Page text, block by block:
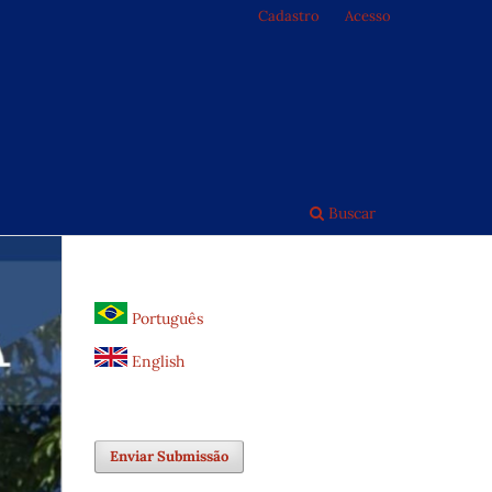
Buscar
Cadastro Acesso
Português
English
Enviar Submissão